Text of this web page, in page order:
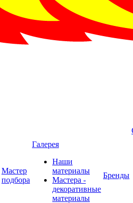
Мастер
подбора
Галерея
Наши
материалы
Мастера -
декоративные
материалы
Бренды